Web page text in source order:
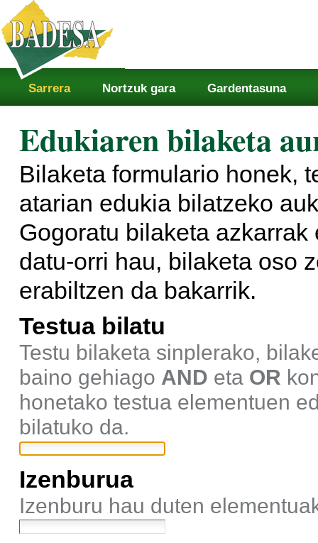
Edukira
salto
egin
Salto
egin
nabigazioara
Atalak
Sarrera Nortzuk gara Gardentasuna
Edukiaren bilaketa
Bilaketa formulario honek,
atarian edukia bilatzeko
Gogoratu bilaketa
datu-orri hau, bilaketa oso
erabiltzen da bakarrik.
Testua bilatu
Testu bilaketa sinplerako,
baino gehiago AND eta OR
honetako testua elementuen
bilatuko da.
Izenburua
Izenburu hau duten